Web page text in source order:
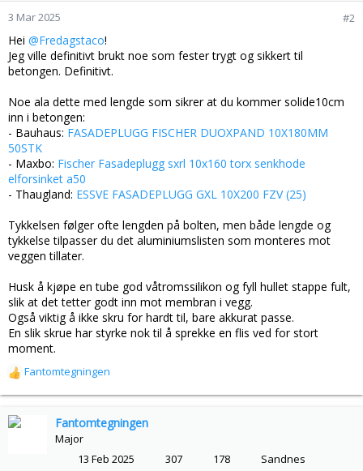
3 Mar 2025 #2
Hei @Fredagstaco!
Jeg ville definitivt brukt noe som fester trygt og sikkert til
betongen. Definitivt.
Noe ala dette med lengde som sikrer at du kommer solide10cm
inn i betongen:
- Bauhaus: FASADEPLUGG FISCHER DUOXPAND 10X180MM
50STK
- Maxbo: Fischer Fasadeplugg sxrl 10x160 torx senkhode
elforsinket a50
- Thaugland: ESSVE FASADEPLUGG GXL 10X200 FZV (25)
Tykkelsen følger ofte lengden på bolten, men både lengde og
tykkelse tilpasser du det aluminiumslisten som monteres mot
veggen tillater.
Husk å kjøpe en tube god våtromssilikon og fyll hullet stappe fult,
slik at det tetter godt inn mot membran i vegg.
Også viktig å ikke skru for hardt til, bare akkurat passe.
En slik skrue har styrke nok til å sprekke en flis ved for stort
moment.
R
e
k
Fantomtegningen
Fantomtegningen
Major
13 Feb 2025
307 178 Sandnes